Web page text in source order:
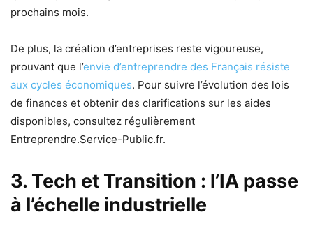
prochains mois.
De plus, la création d’entreprises reste vigoureuse,
prouvant que l’envie d’entreprendre des Français résiste
aux cycles économiques. Pour suivre l’évolution des lois
de finances et obtenir des clarifications sur les aides
disponibles, consultez régulièrement
Entreprendre.Service-Public.fr.
3. Tech et Transition : l’IA passe
à l’échelle industrielle